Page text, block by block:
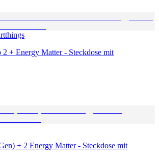
2 + Energy Matter - Steckdose mit
+ 2 Energy Matter - Steckdose mit